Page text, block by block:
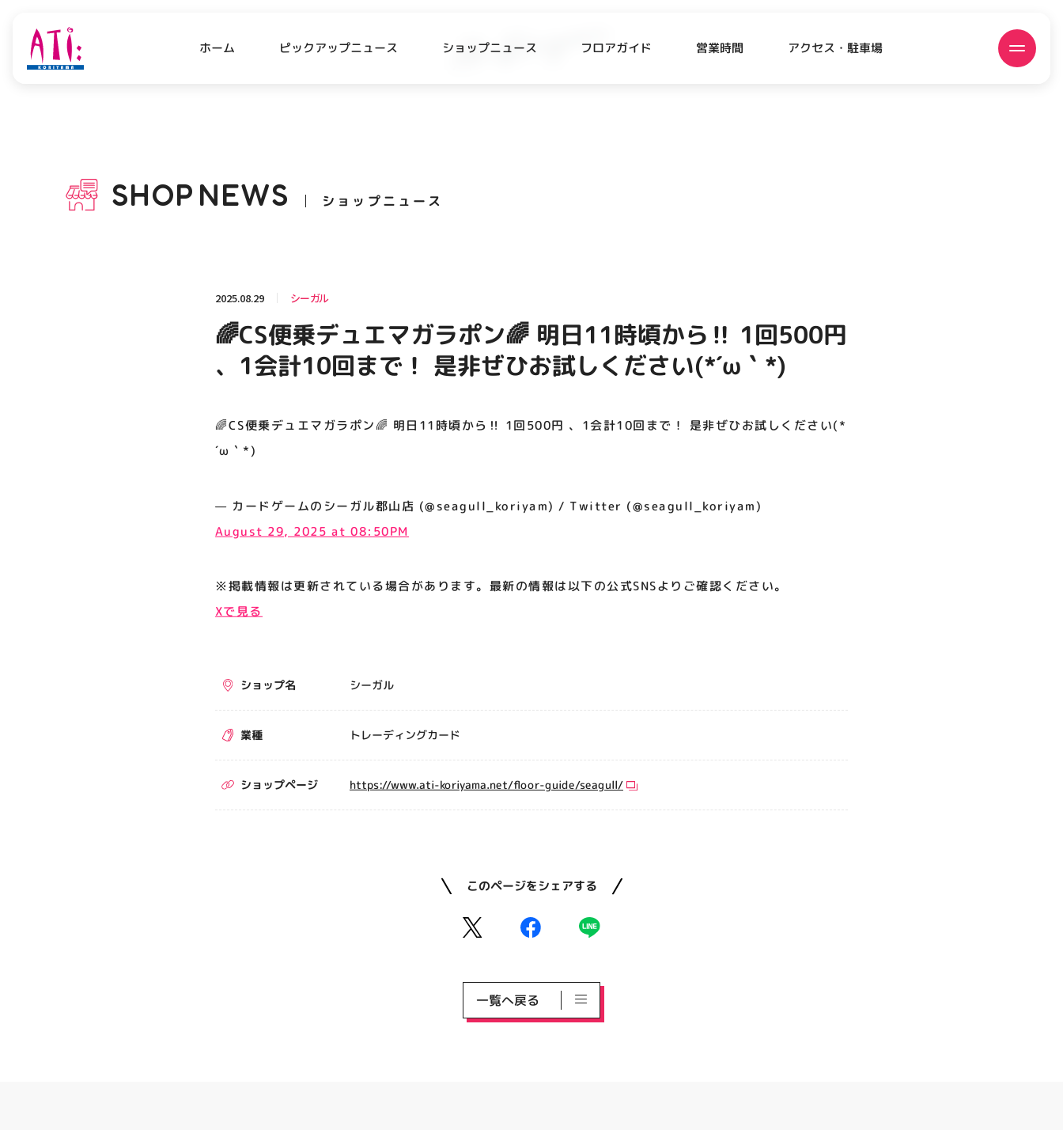
ホーム ピックアップニュース ショップニュース フロアガイド 営業時間 アクセス・駐車場
テナント出店募集
催事出店募集 EVENT
呪術廻戦PLAZA
EVENT
店頭キッチンカースペース 出店
カレンダー
EVENT
お祭りBBQビアガーデン 屋上
で好評営業中！
CAMPAIGN
ヨドバシカメラ 平日限定1時
間駐車サービス
CAMPAIGN
プレミアム駐車サービス [4～
8F専門店対象]
SHOP NEWS ショップニュース
2025.08.29 シーガル
🌈CS便乗デュエマガラポン🌈 明日11時頃から‼️ 1回500円
、1会計10回まで！ 是非ぜひお試しください(*´ω｀*)
🌈CS便乗デュエマガラポン🌈 明日11時頃から‼️ 1回500円 、1会計10回まで！ 是非ぜひお試しください(*
´ω｀*)
— カードゲームのシーガル郡山店 (@seagull_koriyam) / Twitter (@seagull_koriyam)
August 29, 2025 at 08:50PM
※掲載情報は更新されている場合があります。最新の情報は以下の公式SNSよりご確認ください。
Xで見る
ショップ名 シーガル
業種 トレーディングカード
ショップページ https://www.ati-koriyama.net/floor-guide/seagull/
このページをシェアする
一覧へ戻る